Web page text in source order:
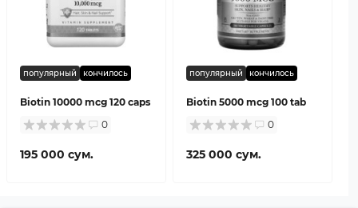
популярный кончилось
Biotin 10000 mcg 120 caps
0
195 000 сум.
популярный кончилось
Biotin 5000 mcg 100 tab
0
325 000 сум.